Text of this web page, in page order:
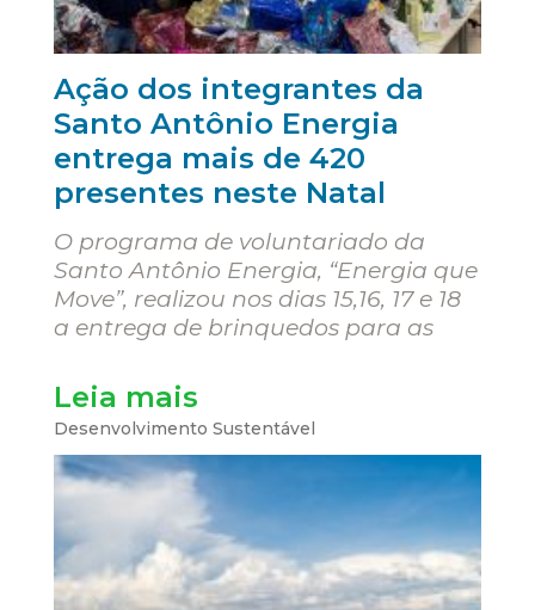
Ação dos integrantes da
Santo Antônio Energia
entrega mais de 420
presentes neste Natal
O programa de voluntariado da
Santo Antônio Energia, “Energia que
Move”, realizou nos dias 15,16, 17 e 18
a entrega de brinquedos para as
Leia mais
Desenvolvimento Sustentável